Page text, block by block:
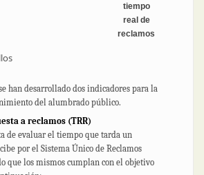
tiempo
real de
reclamos
han desarrollado dos indicadores para la
del alumbrado público.
a reclamos (TRR)
de evaluar el tiempo que tarda un
por el Sistema Único de Reclamos
que los mismos cumplan con el objetivo